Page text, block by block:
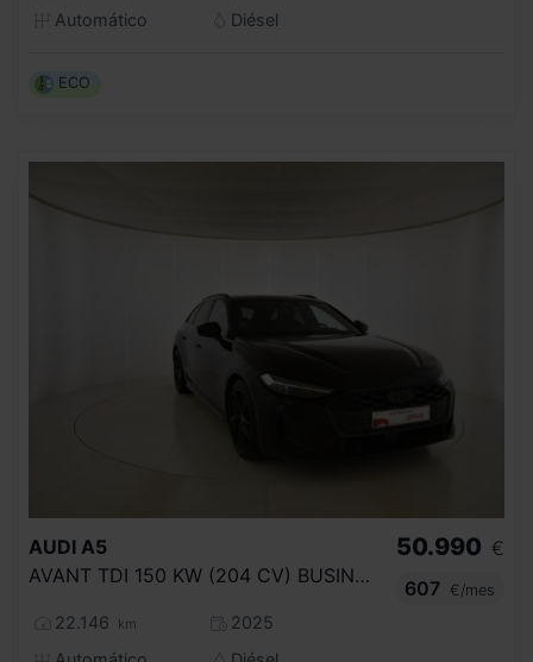
Automático
Diésel
ECO
AUDI A5
AVANT TDI 150 KW (204 CV) BUSINESS
22.146 km
2025
50.990 €
607
€/mes